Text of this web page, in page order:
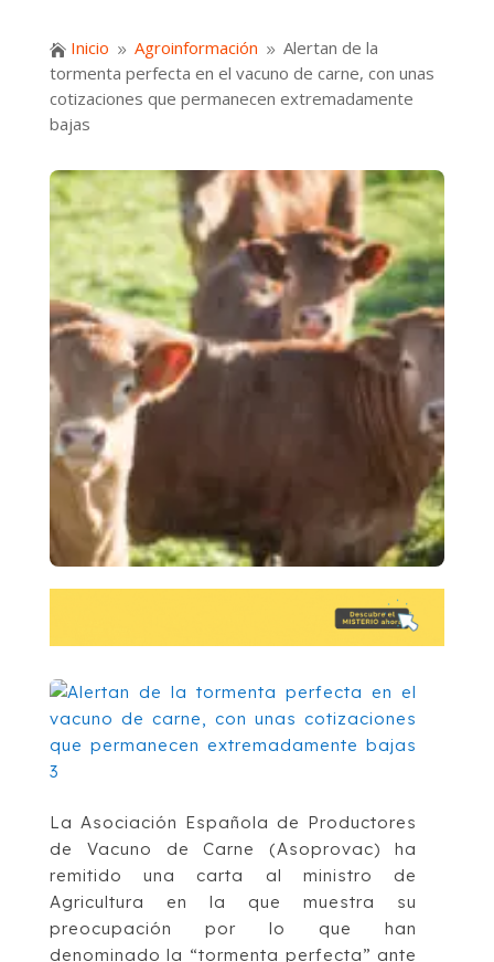
 Inicio 9 Agroinformación 9 Alertan de la
tormenta perfecta en el vacuno de carne, con unas
cotizaciones que permanecen extremadamente
bajas
La Asociación Española de Productores
de Vacuno de Carne (Asoprovac) ha
remitido una carta al ministro de
Agricultura en la que muestra su
preocupación por lo que han
denominado la “tormenta perfecta” ante